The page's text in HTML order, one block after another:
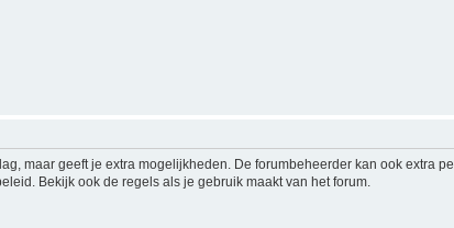
maar geeft je extra mogelijkheden. De forumbeheerder kan ook extra
Bekijk ook de regels als je gebruik maakt van het forum.